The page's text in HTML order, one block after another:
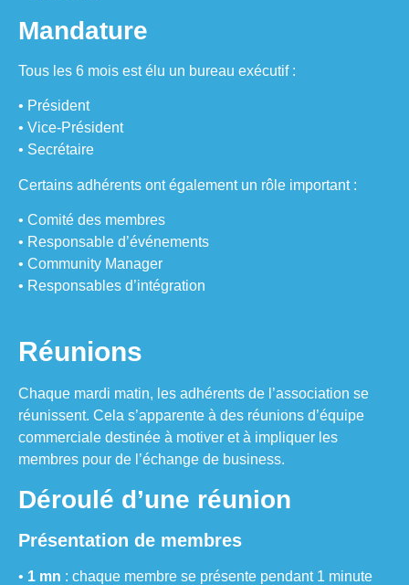
Mandature
Tous les 6 mois est élu un bureau exécutif :
• Président
• Vice-Président
• Secrétaire
Certains adhérents ont également un rôle important :
• Comité des membres
• Responsable d’événements
• Community Manager
• Responsables d’intégration
Réunions
Chaque mardi matin, les adhérents de l’association se
réunissent. Cela s’apparente à des réunions d’équipe
commerciale destinée à motiver et à impliquer les
membres pour de l’échange de business.
Déroulé d’une réunion
Présentation de membres
• 1 mn : chaque membre se présente pendant 1 minute